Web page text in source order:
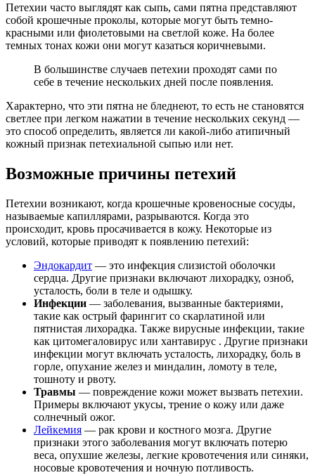
Петехии часто выглядят как сыпь, сами пятна представляют
собой крошечные проколы, которые могут быть темно-
красными или фиолетовыми на светлой коже. На более
темных тонах кожи они могут казаться коричневыми.
В большинстве случаев петехии проходят сами по
себе в течение нескольких дней после появления.
Характерно, что эти пятна не бледнеют, то есть не становятся
светлее при легком нажатии в течение нескольких секунд —
это способ определить, является ли какой-либо атипичный
кожный признак петехиальной сыпью или нет.
Возможные причины петехий
Петехии возникают, когда крошечные кровеносные сосуды,
называемые капиллярами, разрываются. Когда это
происходит, кровь просачивается в кожу. Некоторые из
условий, которые приводят к появлению петехий:
Эндокардит — это инфекция слизистой оболочки
сердца. Другие признаки включают лихорадку, озноб,
усталость, боли в теле и одышку.
Инфекции — заболевания, вызванные бактериями,
такие как острый фарингит со скарлатиной или
пятнистая лихорадка. Также вирусные инфекции, такие
как цитомегаловирус или хантавирус . Другие признаки
инфекции могут включать усталость, лихорадку, боль в
горле, опухание желез и миндалин, ломоту в теле,
тошноту и рвоту.
Травмы — повреждение кожи может вызвать петехии.
Примеры включают укусы, трение о кожу или даже
солнечный ожог.
Лейкемия — рак крови и костного мозга. Другие
признаки этого заболевания могут включать потерю
веса, опухшие железы, легкие кровотечения или синяки,
носовые кровотечения и ночную потливость.